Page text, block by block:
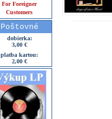
For Foreigner
Customers
Poštovné
dobierka:
3,00 €
platba kartou:
2,00 €